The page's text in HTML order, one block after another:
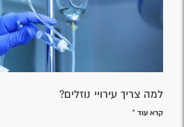
למה צריך עירויי נוזלים?
קרא עוד »